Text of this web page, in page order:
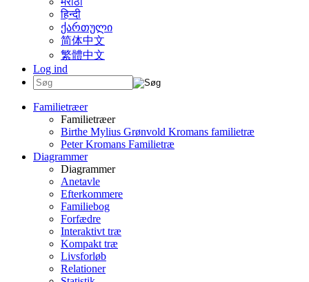
हिन्दी
ქართული
简体中文
繁體中文
Log ind
Familietræer
Familietræer
Birthe Mylius Grønvold Kromans familietræ
Peter Kromans Familietræ
Diagrammer
Diagrammer
Anetavle
Efterkommere
Familiebog
Forfædre
Interaktivt træ
Kompakt træ
Livsforløb
Relationer